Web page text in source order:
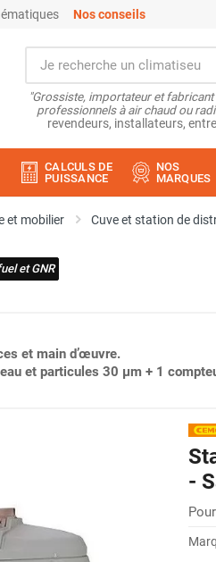
Nos conseils
"Grossiste, importateur et
professionnels à air chaud ou
revendeurs, installateurs,
CALCULS DE
PUISSANCE
NOS
MARQUES
et mobilier Cuve et station de
et GNR
et main d’œuvre.
et particules 30 µm + 1
-